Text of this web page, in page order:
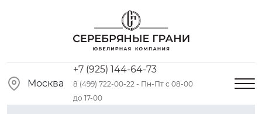
Москва
+7 (925) 144-64-73
8 (499) 722-00-22 - Пн-Пт с 08-00
до 17-00